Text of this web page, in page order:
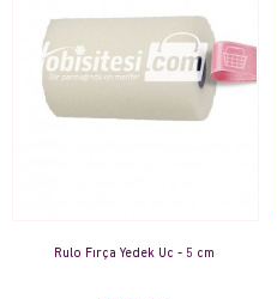
Rulo Fırça Yedek Uc - 5 cm